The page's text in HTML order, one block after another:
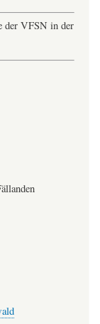
der VFSN in der